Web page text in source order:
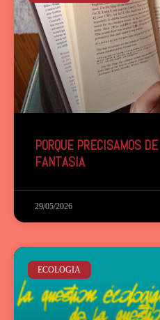
PORQUE PRECISAMOS
FANTASIA
29/05/2026
ECOLOGIA